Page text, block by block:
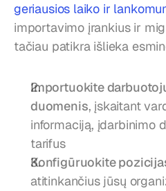
geriausios laiko ir
importavimo įrankius ir
tačiau patikra išlieka
Importuokite
duomenis, įskaitant
informaciją, įdarbinimo
tarifus
Konfigūruokite
atitinkančius jūsų